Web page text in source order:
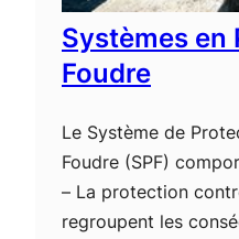
Systèmes en
Foudre
Le Système de
Foudre (SPF)
– La protection
regroupent les